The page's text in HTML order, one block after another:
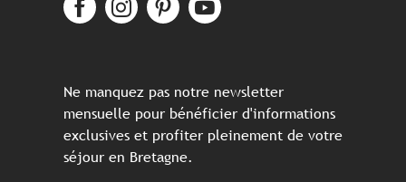
Ne manquez pas notre newsletter
mensuelle pour bénéficier d'informations
exclusives et profiter pleinement de votre
séjour en Bretagne.